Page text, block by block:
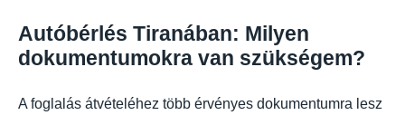
Autóbérlés Tiranában: Milyen
dokumentumokra van szükségem?
A foglalás átvételéhez több érvényes dokumentumra lesz